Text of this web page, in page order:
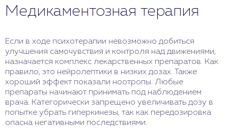
Медикаментозная терапия
Если в ходе психотерапии невозможно добиться
улучшения самочувствия и контроля над движениями,
назначается комплекс лекарственных препаратов. Как
правило, это нейролептики в низких дозах. Также
хороший эффект показали ноотропы. Любые
препараты начинают принимать под наблюдением
врача. Категорически запрещено увеличивать дозу в
попытке убрать гиперкинезы, так как передозировка
опасна негативными последствиями.